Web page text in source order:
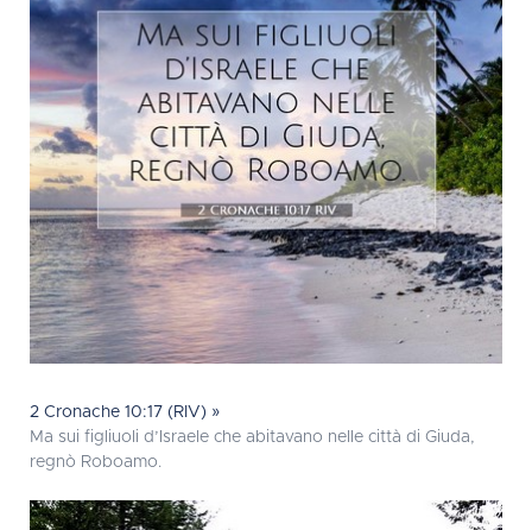
2 Cronache 10:17 (RIV) »
Ma sui figliuoli d’Israele che abitavano nelle città di Giuda,
regnò Roboamo.